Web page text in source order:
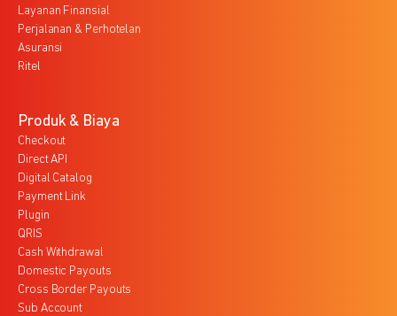
Layanan Finansial
Perjalanan & Perhotelan
Asuransi
Ritel
Produk & Biaya
Checkout
Direct API
Digital Catalog
Payment Link
Plugin
QRIS
Cash Withdrawal
Domestic Payouts
Cross Border Payouts
Sub Account